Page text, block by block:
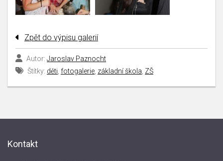
Zpět do výpisu galerií
Autor: Jaroslav Paznocht
Štítky: děti fotogalerie základní škola ZŠ
Kontakt